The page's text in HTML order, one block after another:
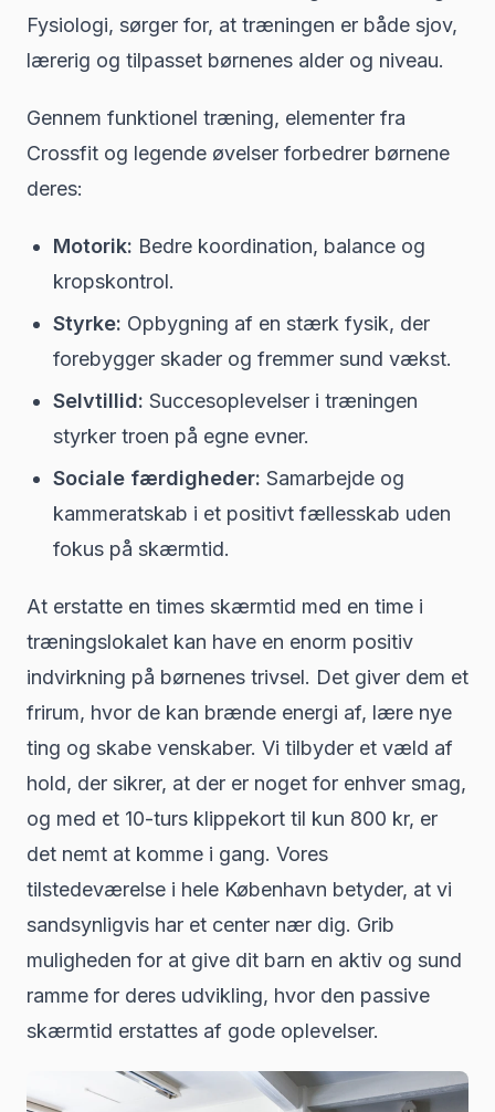
Fysiologi, sørger for, at træningen er både sjov,
lærerig og tilpasset børnenes alder og niveau.
Gennem funktionel træning, elementer fra
Crossfit og legende øvelser forbedrer børnene
deres:
Motorik: Bedre koordination, balance og
kropskontrol.
Styrke: Opbygning af en stærk fysik, der
forebygger skader og fremmer sund vækst.
Selvtillid: Succesoplevelser i træningen
styrker troen på egne evner.
Sociale færdigheder: Samarbejde og
kammeratskab i et positivt fællesskab uden
fokus på skærmtid.
At erstatte en times skærmtid med en time i
træningslokalet kan have en enorm positiv
indvirkning på børnenes trivsel. Det giver dem et
frirum, hvor de kan brænde energi af, lære nye
ting og skabe venskaber. Vi tilbyder et væld af
hold, der sikrer, at der er noget for enhver smag,
og med et 10-turs klippekort til kun 800 kr, er
det nemt at komme i gang. Vores
tilstedeværelse i hele København betyder, at vi
sandsynligvis har et center nær dig. Grib
muligheden for at give dit barn en aktiv og sund
ramme for deres udvikling, hvor den passive
skærmtid erstattes af gode oplevelser.